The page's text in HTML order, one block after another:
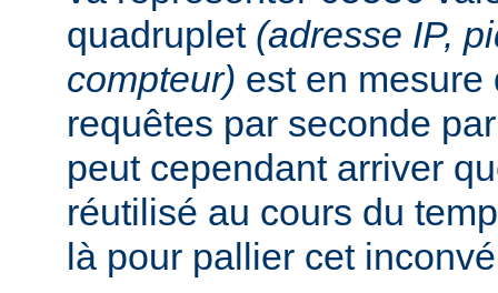
quadruplet (adresse IP,
compteur) est en
requêtes par seconde
peut cependant arriver
réutilisé au cours du
là pour pallier cet